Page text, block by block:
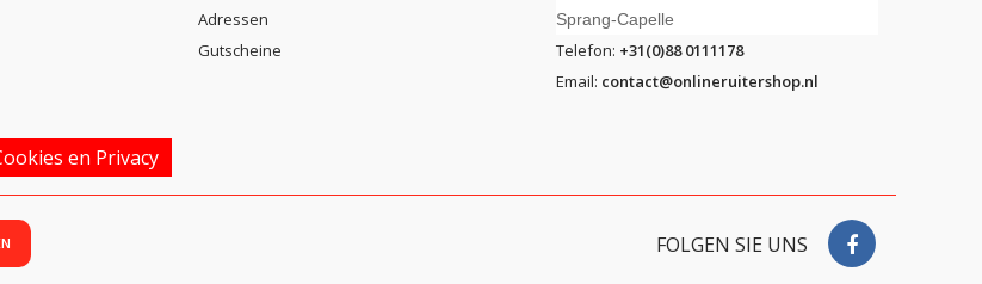
Adressen
Gutscheine
Sprang-Capelle
Telefon: +31(0)88 0111178
Email: contact@onlineruitershop.nl
en Privacy
FOLGEN SIE UNS